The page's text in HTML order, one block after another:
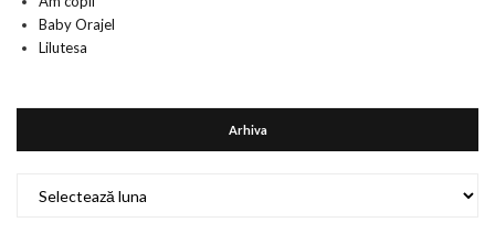
Baby Orajel
Lilutesa
Arhiva